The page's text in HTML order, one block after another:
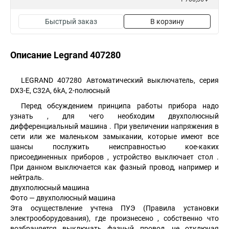
Быстрый заказ В корзину
Описание Legrand 407280
LEGRAND 407280 Автоматический выключатель, серия
DX3-E, С32A, 6kA, 2-полюсный
Перед обсуждением принципа работы прибора надо
узнать , для чего необходим двухполюсный
дифференциальный машина . При увеличении напряжения в
сети или же маленьком замыкании, которые имеют все
шансы послужить неисправностью кое-каких
присоединенных приборов , устройство выключает стол .
При данном выключается как фазный провод, например и
нейтраль.
двухполюсный машина
Фото — двухполюсный машина
Эта осуществление учтена ПУЭ (Правила установки
электрооборудования), где произнесено , собственно что